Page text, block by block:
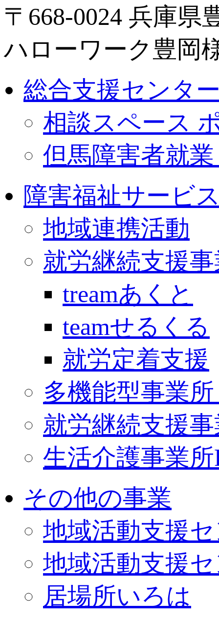
〒668-0024 兵庫県
ハローワーク豊岡
総合支援センタ
相談スペース
但馬障害者就
障害福祉サービ
地域連携活動
就労継続支援
treamあくと
teamせるくる
就労定着支援
多機能型事業
就労継続支援
生活介護事業所
その他の事業
地域活動支援
地域活動支援
居場所いろは